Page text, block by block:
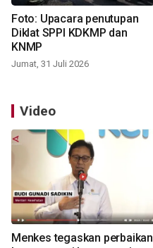
Foto: Upacara penutupan
Diklat SPPI KDKMP dan
KNMP
Jumat, 31 Juli 2026
Video
Menkes tegaskan perbaikan